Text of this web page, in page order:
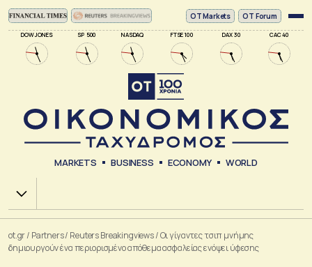
DOW JONES SP 500 NASDAQ FTSE 100 DAX 30 CAC 40
ΟΤ Markets OT Forum
MARKETS BUSINESS ECONOMY WORLD
Χ.Α.
ot.gr/ Partners/ Reuters Breakingviews/Οι γίγαντες τσιπ μνήμης
δημιουργούν ένα περιορισμένο απόθεμα ασφαλείας ενόψει ύφεσης